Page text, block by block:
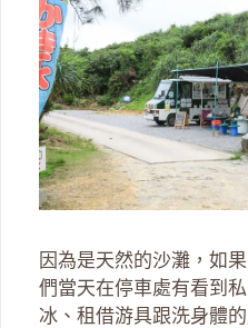
因為是天然的沙灘，如
們當天在停車處有看到
冰、租借游具跟洗身體